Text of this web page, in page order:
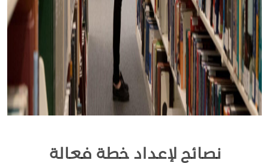
نصائح لإعداد خطة فعالة